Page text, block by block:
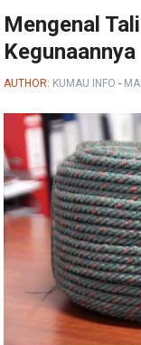
Mengenal
Kegunaannya
AUTHOR: KUMAU INFO -